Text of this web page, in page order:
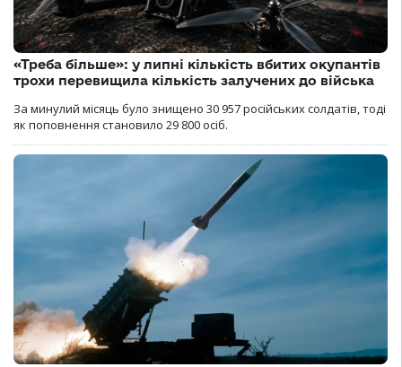
«Треба більше»: у липні кількість вбитих окупантів
трохи перевищила кількість залучених до війська
За минулий місяць було знищено 30 957 російських солдатів, тоді
як поповнення становило 29 800 осіб.